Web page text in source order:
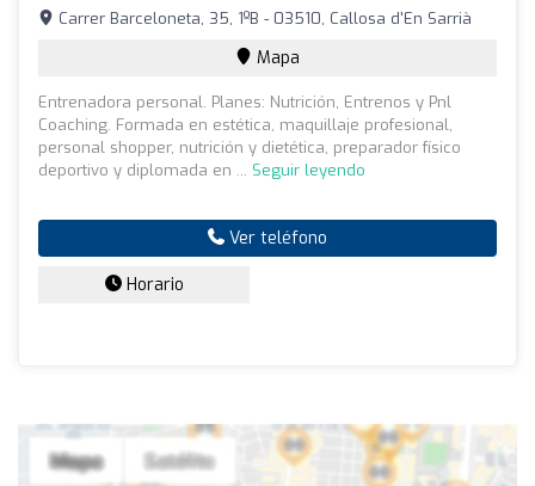
Carrer Barceloneta, 35, 1ºB - 03510, Callosa d'En Sarrià
Mapa
Entrenadora personal. Planes: Nutrición, Entrenos y Pnl
Coaching. Formada en estética, maquillaje profesional,
personal shopper, nutrición y dietética, preparador físico
deportivo y diplomada en ... Seguir leyendo
Ver teléfono
Horario